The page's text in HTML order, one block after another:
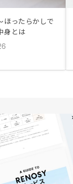
ほったらかしで
身とは